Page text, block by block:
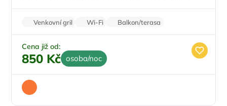
Venkovní gril Wi-Fi
Balkon/terasa
Stolní hry
Cena již od:
850 Kč osoba/noc